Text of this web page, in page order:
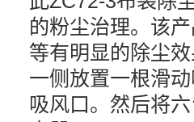
的粉尘治理。该
等有明显的除尘
一侧放置一根滑
吸风口。然后将